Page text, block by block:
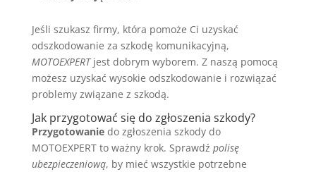
Jeśli szukasz firmy, która pomoże Ci uzyskać
odszkodowanie za szkodę komunikacyjną,
MOTOEXPERTjest dobrym wyborem. Z naszą pomocą
możesz uzyskać wysokie odszkodowanie i rozwiązać
problemy związane z szkodą.
Jak przygotować się do zgłoszenia szkody?
Przygotowaniedo zgłoszenia szkody do
MOTOEXPERT to ważny krok. Sprawdź polisę
ubezpieczeniową, by mieć wszystkie potrzebne